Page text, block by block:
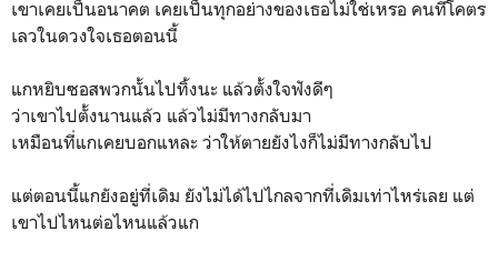
เขาเคยเป็นอนาคต เคยเป็นทุกอย่างของเธอไม่ใช่เหรอ คนที่โคตร
เลวในดวงใจเธอตอนนี้
แกหยิบซอสพวกนั้นไปทิ้งนะ แล้วตั้งใจฟังดีๆ
ว่าเขาไปตั้งนานแล้ว แล้วไม่มีทางกลับมา
เหมือนที่แกเคยบอกแหละ ว่าให้ตายยังไงก็ไม่มีทางกลับไป
แต่ตอนนี้แกยังอยู่ที่เดิม ยังไม่ได้ไปไกลจากที่เดิมเท่าไหร่เลย แต่
เขาไปไหนต่อไหนแล้วแก